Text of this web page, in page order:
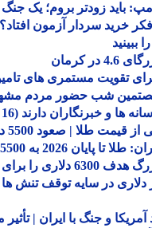
باید زودتر بروم؛ یک جنگ در
سردار آزمون افتاد؟/
تقویت مستمری های تامین
شب حضور مردم مشهد در
دارند (16 مرداد 1405)
پیش بینی
در سایه توقف تنش ها و
و جنگ با ایران | تأثیر